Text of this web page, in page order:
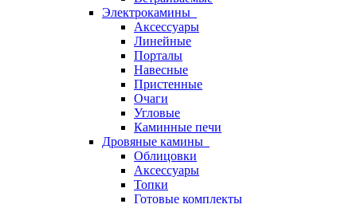
Электрокамины
Аксессуары
Линейные
Порталы
Навесные
Пристенные
Очаги
Угловые
Каминные печи
Дровяные камины
Облицовки
Аксессуары
Топки
Готовые комплекты